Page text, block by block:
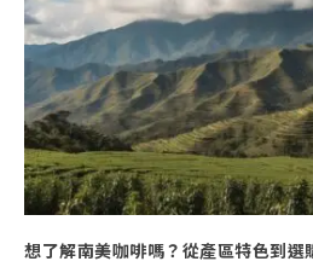
想了解南美咖啡嗎？從產區特色到選